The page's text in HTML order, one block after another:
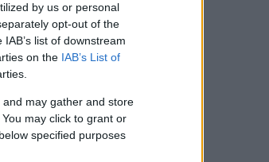
by us or personal
opt-out of the
list of downstream
on the IAB’s List of
may gather and store
may click to grant or
specified purposes